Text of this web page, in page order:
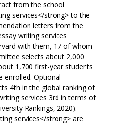
from the school
services</strong> to the
letters from the
writing services
with them, 17 of whom
selects about 2,000
1,700 first-year students
enrolled. Optional
4th in the global ranking of
services 3rd in terms of
Rankings, 2020).
services</strong> are